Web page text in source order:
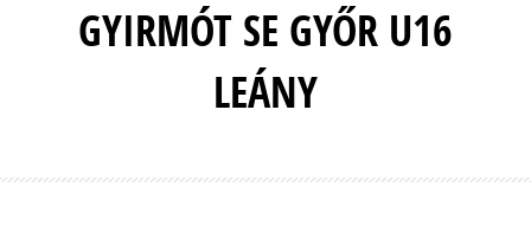
GYIRMÓT SE GYŐR U16
LEÁNY